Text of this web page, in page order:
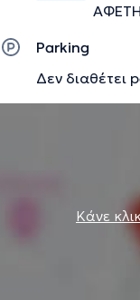
Parking
Δεν διαθέτει
Κάνε